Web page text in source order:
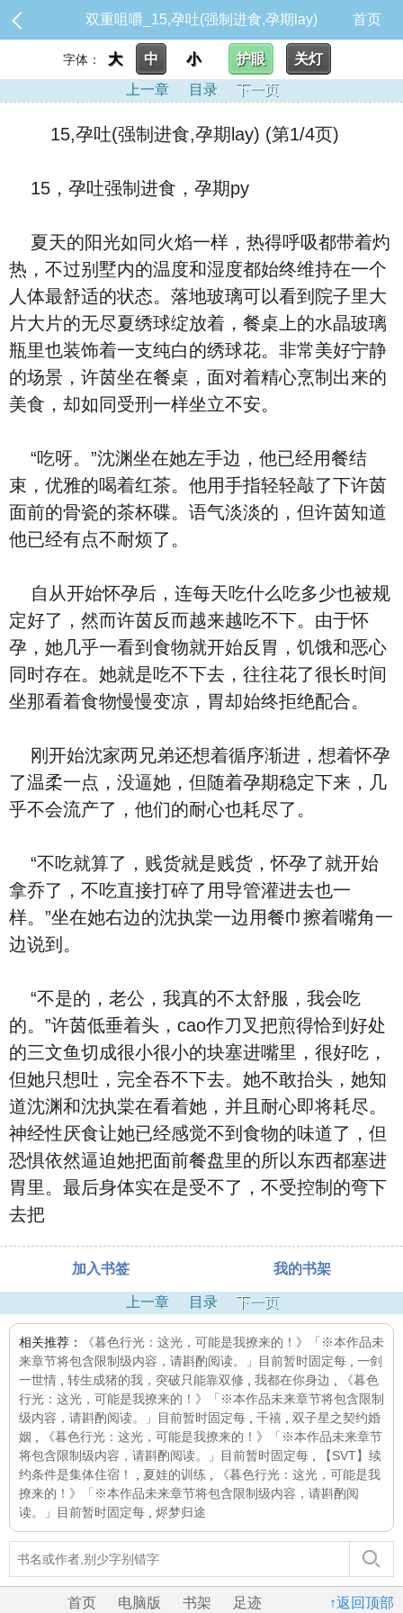
双重咀嚼_15,孕吐(强制进食,孕期lay) 首页
字体： 大 中 小 护眼
关灯
上一章
目录 下一页
15,孕吐(强制进食,孕期lay) (第1/4页)
15，孕吐强制进食，孕期py
夏天的阳光如同火焰一样，热得呼吸都带着灼
热，不过别墅内的温度和湿度都始终维持在一个
人体最舒适的状态。落地玻璃可以看到院子里大
片大片的无尽夏绣球绽放着，餐桌上的水晶玻璃
瓶里也装饰着一支纯白的绣球花。非常美好宁静
的场景，许茵坐在餐桌，面对着精心烹制出来的
美食，却如同受刑一样坐立不安。
“吃呀。”沈渊坐在她左手边，他已经用餐结
束，优雅的喝着红茶。他用手指轻轻敲了下许茵
面前的骨瓷的茶杯碟。语气淡淡的，但许茵知道
他已经有点不耐烦了。
自从开始怀孕后，连每天吃什么吃多少也被规
定好了，然而许茵反而越来越吃不下。由于怀
孕，她几乎一看到食物就开始反胃，饥饿和恶心
同时存在。她就是吃不下去，往往花了很长时间
坐那看着食物慢慢变凉，胃却始终拒绝配合。
刚开始沈家两兄弟还想着循序渐进，想着怀孕
了温柔一点，没逼她，但随着孕期稳定下来，几
乎不会流产了，他们的耐心也耗尽了。
“不吃就算了，贱货就是贱货，怀孕了就开始
拿乔了，不吃直接打碎了用导管灌进去也一
样。”坐在她右边的沈执棠一边用餐巾擦着嘴角一
边说到。
“不是的，老公，我真的不太舒服，我会吃
的。”许茵低垂着头，cao作刀叉把煎得恰到好处
的三文鱼切成很小很小的块塞进嘴里，很好吃，
但她只想吐，完全吞不下去。她不敢抬头，她知
道沈渊和沈执棠在看着她，并且耐心即将耗尽。
神经性厌食让她已经感觉不到食物的味道了，但
恐惧依然逼迫她把面前餐盘里的所以东西都塞进
胃里。最后身体实在是受不了，不受控制的弯下
去把
加入书签 我的书架
上一章 目录 下一页
相关推荐：
《暮色行光：这光，可能是我撩来的！》「※本作品未
来章节将包含限制级内容，请斟酌阅读。」目前暂时固定每
一剑
一世情
转生成猪的我，突破只能靠双修 我都在你身边
《暮色
行光：这光，可能是我撩来的！》「※本作品未来章节将包含限制
级内容，请斟酌阅读。」目前暂时固定每
千禧
双子星之契约婚
姻
《暮色行光：这光，可能是我撩来的！》「※本作品未来章节
将包含限制级内容，请斟酌阅读。」目前暂时固定每
【SVT】续
约条件是集体住宿！
夏娃的训练
《暮色行光：这光，可能是我
撩来的！》「※本作品未来章节将包含限制级内容，请斟酌阅
读。」目前暂时固定每
烬梦归途
↑返回顶部
首页 电脑版 书架 足迹